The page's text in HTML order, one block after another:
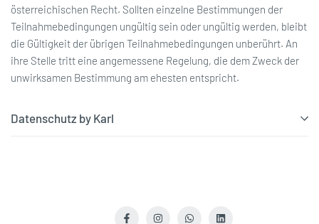
österreichischen Recht. Sollten einzelne Bestimmungen der
Teilnahmebedingungen ungültig sein oder ungültig werden, bleibt
die Gültigkeit der übrigen Teilnahmebedingungen unberührt. An
ihre Stelle tritt eine angemessene Regelung, die dem Zweck der
unwirksamen Bestimmung am ehesten entspricht.
Datenschutz by Karl